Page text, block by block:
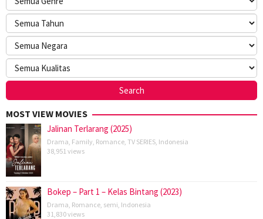
MOST VIEW MOVIES
Jalinan Terlarang (2025)
Drama Family Romance TV SERIES Indonesia
38,951 views
Bokep – Part 1 – Kelas Bintang (2023)
Drama Romance semi Indonesia
31,830 views